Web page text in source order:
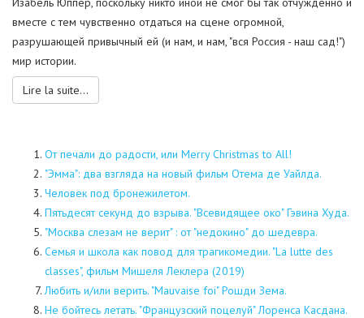
вместе с тем чувственно отдаться на сцене огромной,
разрушающей привычный ей (и нам, и нам, "вся Россия - наш сад!")
мир истории.
Lire la suite...
От печали до радости, или Merry Christmas to All!
"Эмма": два взгляда на новый фильм Отема де Уайлда.
Человек под бронежилетом.
Пятьдесят секунд до взрыва. "Всевидящее око" Гэвина Худа.
"Москва слезам не верит" : от "недокино" до шедевра.
Семья и школа как повод для трагикомедии. "La lutte des
classes", фильм Мишеля Леклера (2019)
Любить и/или верить. "Mauvaise foi" Рошди Зема.
Не бойтесь летать. "Французский поцелуй" Лоренса Касдана.